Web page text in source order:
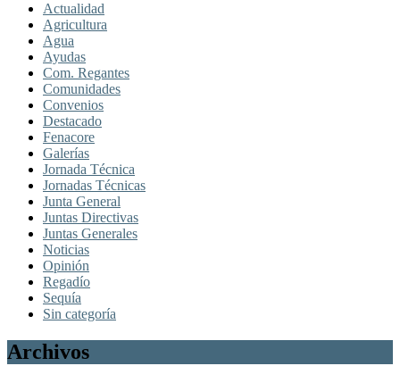
Actualidad
Agricultura
Agua
Ayudas
Com. Regantes
Comunidades
Convenios
Destacado
Fenacore
Galerías
Jornada Técnica
Jornadas Técnicas
Junta General
Juntas Directivas
Juntas Generales
Noticias
Opinión
Regadío
Sequía
Sin categoría
Archivos